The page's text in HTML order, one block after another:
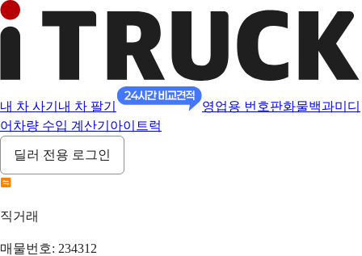
내 차 사기 내 차 팔기 영업용 번호판화물백과미디
어 차량 수입 계산기 아이트럭
딜러 전용 로그인
직거래
매물번호: 234312